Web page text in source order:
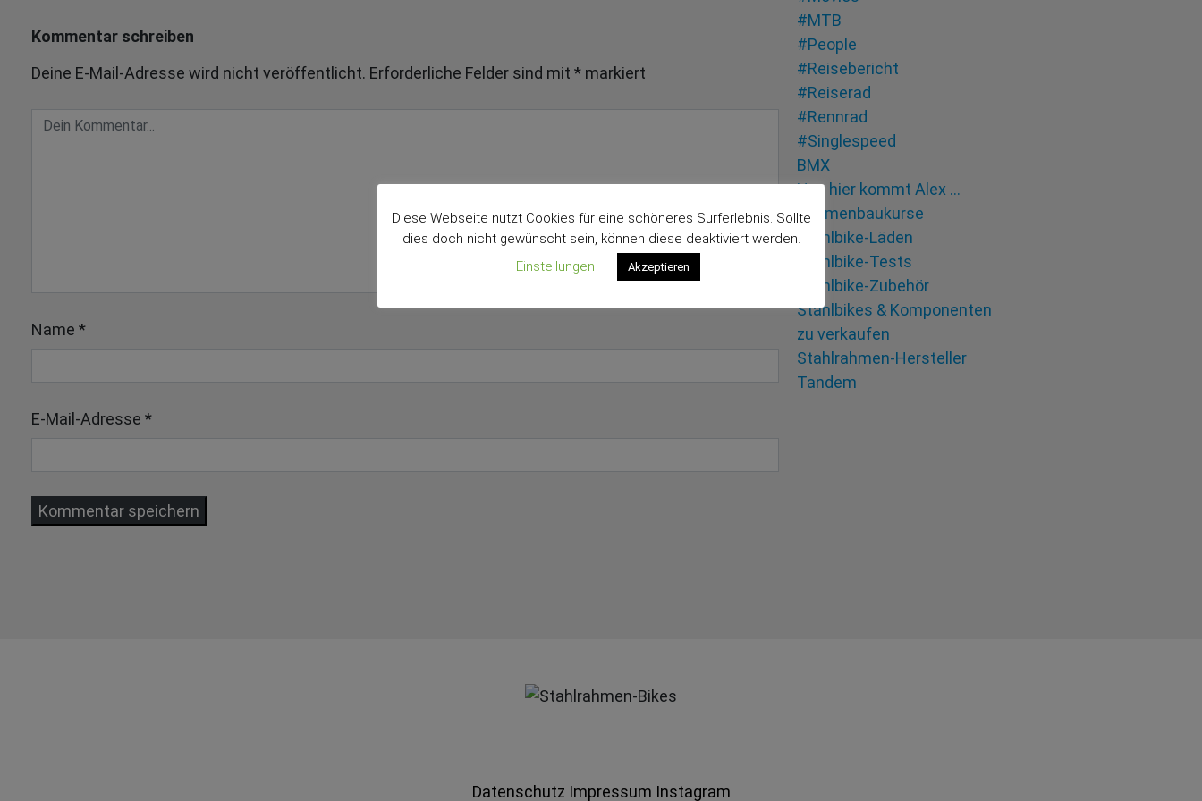
Kommentar schreiben
Deine E-Mail-Adresse wird nicht veröffentlicht. Erforderliche Felder sind mit * markiert
Name *
E-Mail-Adresse *
#MTB
#People
#Reisebericht
#Reiserad
#Rennrad
#Singlespeed
BMX
Hey hier kommt Alex …
Rahmenbaukurse
Stahlbike-Läden
Stahlbike-Tests
Stahlbike-Zubehör
Stahlbikes & Komponenten
zu verkaufen
Stahlrahmen-Hersteller
Tandem
Datenschutz Impressum Instagram
Diese Webseite nutzt Cookies für eine schöneres Surferlebnis. Sollte
dies doch nicht gewünscht sein, können diese deaktiviert werden.
Einstellungen
Akzeptieren